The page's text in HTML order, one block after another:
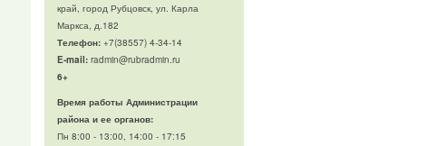
край, город Рубцовск, ул. Карла
Маркса, д.182
Телефон:+7(38557) 4-34-14
E-mail:radmin@rubradmin.ru
6+
Время работы Администрации
района и ее органов:
Пн 8:00 - 13:00, 14:00 - 17:15